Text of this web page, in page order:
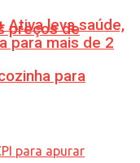
preços de
para
Ativa leva saúde,
para mais de 2